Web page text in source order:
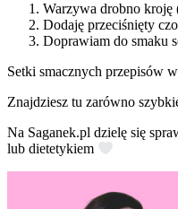
Warzywa drobno kroję
Dodaję przeciśnięty
Doprawiam do smaku
Setki smacznych przepisów
Znajdziesz tu zarówno
Na Saganek.pl dzielę się
lub dietetykiem